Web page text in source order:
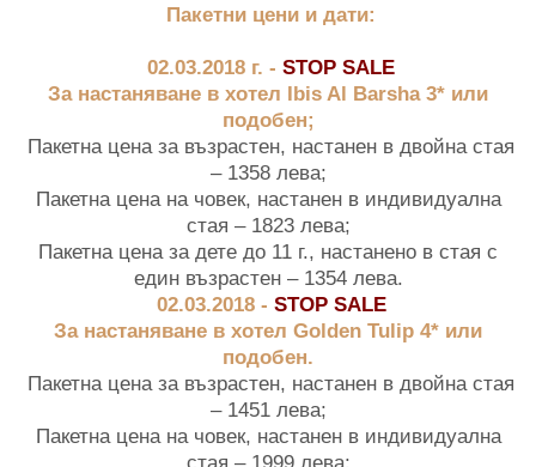
Пакетни цени и дати:
02.03.2018 г. - STOP SALE
За настаняване в хотел Ibis Al Barsha 3* или
подобен;
Пакетна цена за възрастен, настанен в двойна стая
– 1358 лева;
Пакетна цена на човек, настанен в индивидуална
стая – 1823 лева;
Пакетна цена за дете до 11 г., настанено в стая с
един възрастен – 1354 лева.
02.03.2018 - STOP SALE
За настаняване в хотел Golden Tulip 4* или
подобен.
Пакетна цена за възрастен, настанен в двойна стая
– 1451 лева;
Пакетна цена на човек, настанен в индивидуална
стая – 1999 лева;